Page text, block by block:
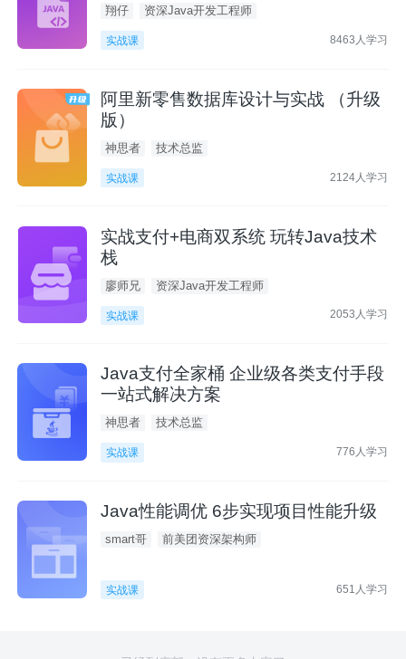
翔仔 资深Java开发工程师
实战课 8463人学习
阿里新零售数据库设计与实战 （升级
版）
神思者 技术总监
实战课 2124人学习
实战支付+电商双系统 玩转Java技术
栈
廖师兄 资深Java开发工程师
实战课 2053人学习
Java支付全家桶 企业级各类支付手段
一站式解决方案
神思者 技术总监
实战课 776人学习
Java性能调优 6步实现项目性能升级
smart哥 前美团资深架构师
实战课 651人学习